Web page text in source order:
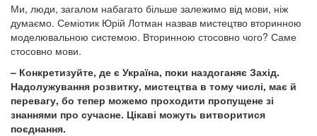
Ми, люди, загалом набагато більше залежимо від мови, ніж
думаємо. Семіотик Юрій Лотман назвав мистецтво вторинною
моделювальною системою. Вторинною стосовно чого? Саме
стосовно мови.
– Конкретизуйте, де є Україна, поки наздоганяє Захід.
Надолужування розвитку, мистецтва в тому числі, має й
перевагу, бо тепер можемо проходити пропущене зі
знаннями про сучасне. Цікаві можуть витворитися
поєднання.